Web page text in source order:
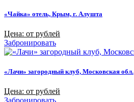
«Чайка» отель, Крым, г. Алушта
Цена: от рублей
Забронировать
«Лачи» загородный клуб, Московская обл.
Цена: от рублей
Забронировать